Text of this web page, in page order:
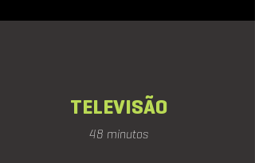
TELEVISÃO
48 minutos